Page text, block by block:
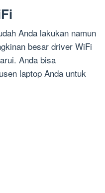
Anda lakukan namun
besar driver WiFi
Anda bisa
laptop Anda untuk